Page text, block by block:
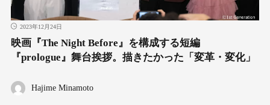
2023年12月24日
映画『The Night Before』を構成する短編
『prologue』舞台挨拶。描きたかった「変革・変化」
Hajime Minamoto